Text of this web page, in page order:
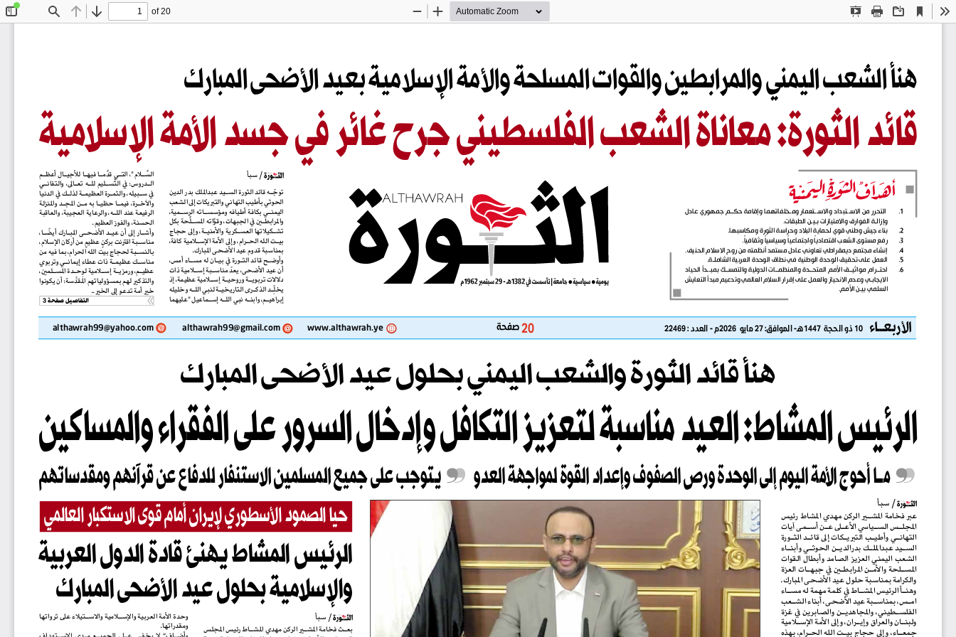
Find Previous
Next
of 20
Presentation
Print Download
Current
View
Zoom
Zoom
1
.
وإزالـة الفوارق والامتيازات بـيـن الطبقات.
2
. بناء جيش وطني قوي لحماية البلاد وحراسة الثورة ومكاسبها.
3
.
.ﹰ وثقافياﹰ وسياسياﹰ واجتماعياﹰ
رفع مستوى الشعب اقتصاديا
4
.
إنشاء مجتمع ديمقراطي تعاوني عادل مستمد أنظمته من روح الاسلام الحنيف.
5
.
العمل على تحقيق الوحدة الوطنية في نطاق الوحدة العربية الشاملـة.
6
. احتــرام مواثيــق الأمم المتحــدة والمنظمــات الدولية والتمســك بمبــدأ الحياد
الايجابـي وعدم الانحياز والعمل على إقرار السلام العالمي وتدعيم مبدأ التعايش
السلمي بيـن الأمم.
صفحة 20
www.althawrah.ye
althawrah99@gmail.com
althawrah99@yahoo.com 10 ذو الحجة  1447هـ- الموافق: 27 مايو  2026م - العدد : 22469 الأربعـــاء
الرئيس المشاط يهنئ قادة الدول العربية
عيد الأضحى المبارك
بحلول والإسلامية
/ سبأ
توج
الحوثي بأطيب التهاني والتبريكات إلى الشعب
اليمنــي بكافة أطيافه ومؤسســاته الرســمية،
اته المســلوالمرابطــين في الجبهات، وقو
تشــكيلاتها العســكرية والأمنيــة، وإلى حجاج
بيــت الله الحــرام، وإلى الأمة الإســلامية كافة،
بمناسبة قدوم عيد الأضحى المبارك.
وأوضــح قائد الثــورة في بيــان له مســاء أمس،
مناســبة إســلامية ذات أن عيد الأضحى، يعد
دلالات تربويــة وروحيــة إســلامية عظيمة، إذ
ــد الذكــرى التاريخيــة لنبي اللــه وخليله يخل
إبراهيــم، وابنــه نبي اللــه إســماعيل "عليهما
ــلام"، التــي قد
الس
ســليم  للــه  تعــالى،  والتفانــي الــدروس:  في  الت
في ســبيله، والثمــرة العظيمــة لذلــك في الدنيا
الرفيعة عند اللــه، والرعاية العجيبة، والعاقبة
الحسنة، والفوز العظيم.
ــا،
وأشــار إلى أن عيــد الأضحــى المبــارك أيض
من أركان الإسلام،
عظيم مناســبة اقترنت بركن
بالنســبة لحجاج بيت الله الحرام، بما فيه من
حــدة المســلمين،
عظيــم، ورمزيــة إســلامية لو
والتذكير لهم بمسؤولياتهم المقد
خير أمة تدعو إلى الخير..
/ سبأ
عبر فخامة المشــير الركن مهدي المشاط رئيس
المجلــس الســياسي الأعــلى عــن أســمى آيات
التهانــي وأطيــب التبريــكات إلى قائــد الثــورة
الســيد عبدالملــك بدرالديــن الحوثــي وأبنــاء
الشعب اليمني العزيز الصامد وأبطال القوات
المســلحة والأمــن المرابطــين في جبهــات العزة
والكرامة بمناسبة حلول عيد الأضحى المبارك.
وهنــأ الرئيس المشــاط في كلمة مهمة له مســاء
امــس، بمناســبة عيد الأضحى، أبناء الشــعب
الفلســطيني، والمجاهديــن والصابرين في غزة
ولبنــان والعراق وإيــران، وإلى الأمة الإســلامية
جمعــاء، وإلى حجاج بيــت الله الحــرام، بهذه
/ سبأ
بعــث فخامة المشــير الركن مهدي المشــاط رئيس المجلس
ومقدراتها.
الإسلامية بعيد الأضحى المبارك والأمة قوات المسلحةوالمرابطين وال هنأ الشعب اليمني
هنأ قائد الثورة والشعب اليمني بحلول عيد الأضحى المبارك
رح غائر في جسد الأمة الإسلامية الشعب الفلسطيني جرة: معاناةقائد الثو
على الفقراء والمساكين لسرور فل وإدخال اسبة لتعزيز التكاط: العيد منائيس المشاالر
مــا أحوج الأمة اليوم إلى الوحدة ورص الصفوف وإعداد القوة لمواجهة العدو يتوجب على جميع المسلمين الاستنفار للدفاع عن قرآنهم ومقدساتهم
حيا الصمود الأسطوري لإيران أمام قوى الاستكبار العالمي
التفاصيل صفحة 3